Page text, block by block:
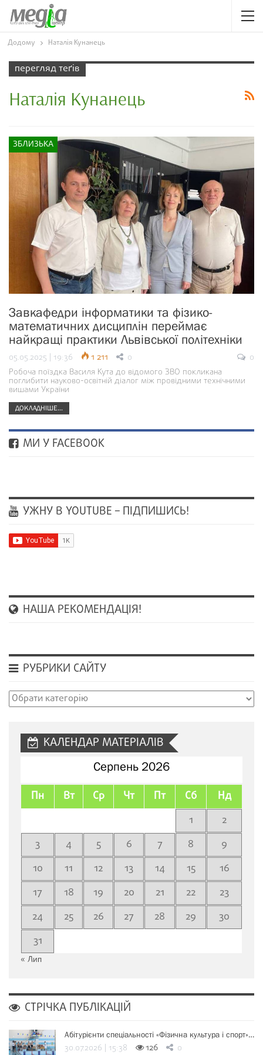
Додому Наталія Кунанець
перегляд теґів
Наталія Кунанець
ЗБЛИЗЬКА
Завкафедри інформатики та фізико-
математичних дисциплін переймає
найкращі практики Львівської політехніки
05.05.2025 | 19:36 1 211 0
0
Робоча поїздка Василя Кута до відомого ЗВО покликана
поглибити науково-освітній діалог між провідними технічними
вишами України
ДОКЛАДНІШЕ...
МИ У FACEBOOK
УЖНУ В YOUTUBE – ПІДПИШИСЬ!
НАША РЕКОМЕНДАЦІЯ!
РУБРИКИ САЙТУ
Рубрики
КАЛЕНДАР МАТЕРІАЛІВ
Серпень 2026
Пн Вт Ср Чт Пт Сб Нд
1
2
3
4 5 6 7 8
9
10
11 12 13 14 15
16
17
18 19 20 21 22
23
24
25 26 27 28 29
30
31
« Лип
СТРІЧКА ПУБЛІКАЦІЙ
Абітурієнти спеціальності «Фізична культура і спорт»…
30.07.2026 | 15:38 126 0